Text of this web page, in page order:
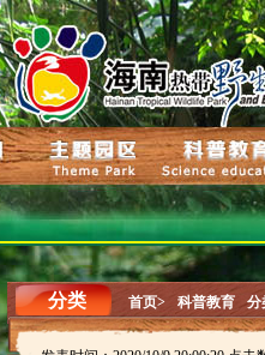
分类 首页> 科普教育 分